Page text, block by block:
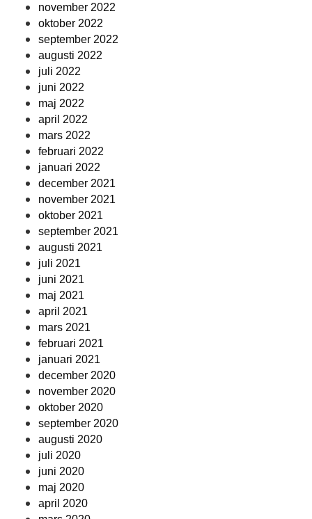
november 2022
oktober 2022
september 2022
augusti 2022
juli 2022
juni 2022
maj 2022
april 2022
mars 2022
februari 2022
januari 2022
december 2021
november 2021
oktober 2021
september 2021
augusti 2021
juli 2021
juni 2021
maj 2021
april 2021
mars 2021
februari 2021
januari 2021
december 2020
november 2020
oktober 2020
september 2020
augusti 2020
juli 2020
juni 2020
maj 2020
april 2020